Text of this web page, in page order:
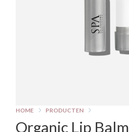
HOME PRODUCTEN
Organic Lip Balm